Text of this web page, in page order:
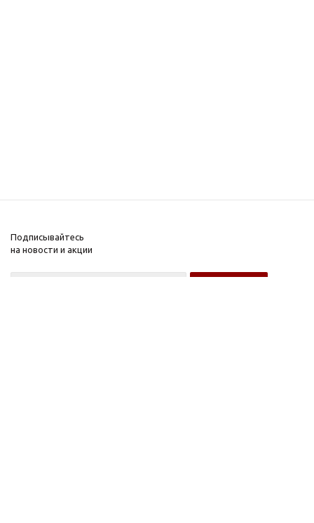
Подписывайтесь
на новости и акции